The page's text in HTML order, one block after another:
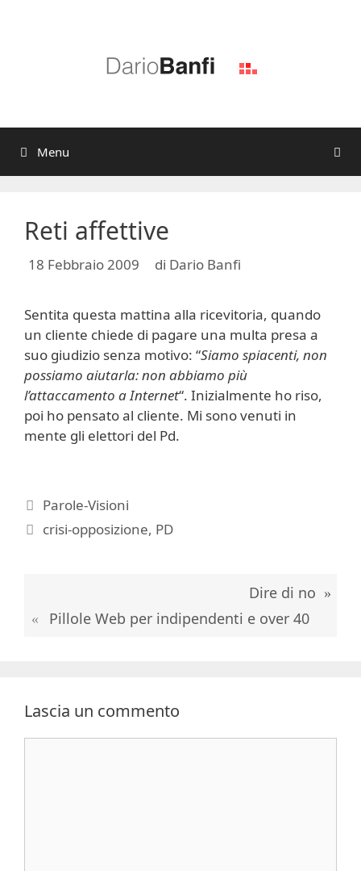
Menu
Reti affettive
18 Febbraio 2009 di Dario Banfi
Sentita questa mattina alla ricevitoria, quando
un cliente chiede di pagare una multa presa a
suo giudizio senza motivo: “Siamo spiacenti, non
possiamo aiutarla: non abbiamo più
l’attaccamento a Internet“. Inizialmente ho riso,
poi ho pensato al cliente. Mi sono venuti in
mente gli elettori del Pd.
Categorie
Parole-Visioni
Tag
crisi-opposizione, PD
Dire di no
Pillole Web per indipendenti e over 40
Lascia un commento